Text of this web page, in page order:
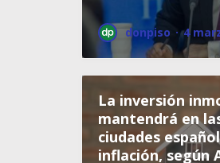
donpiso · 4
La inversión
mantendrá en
ciudades
inflación, según